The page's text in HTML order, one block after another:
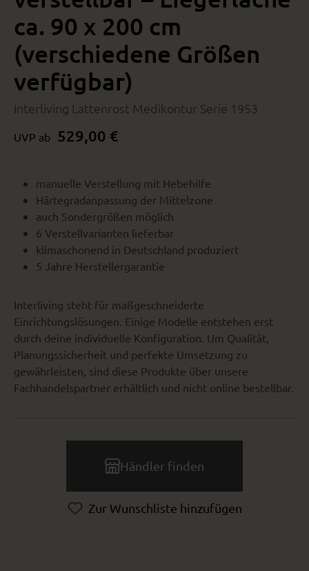
ca. 90 x 200 cm
(verschiedene Größen
verfügbar)
Interliving Lattenrost Medikontur Serie 1953
UVP ab 529,00 €
manuelle Verstellung mit Hebehilfe
Härtegradanpassung der Mittelzone
auch Sondergrößen möglich
6 Verstellvarianten lieferbar
klimaschonend in Deutschland produziert
5 Jahre Herstellergarantie
Interliving steht für maßgeschneiderte
Einrichtungslösungen. Einige Modelle entstehen erst
durch deine individuelle Konfiguration. Um Qualität,
Planungssicherheit und perfekte Umsetzung zu
gewährleisten, sind diese Produkte über unsere
Fachhandelspartner erhältlich und nicht online bestellbar.
Händler finden
Zur Wunschliste hinzufügen